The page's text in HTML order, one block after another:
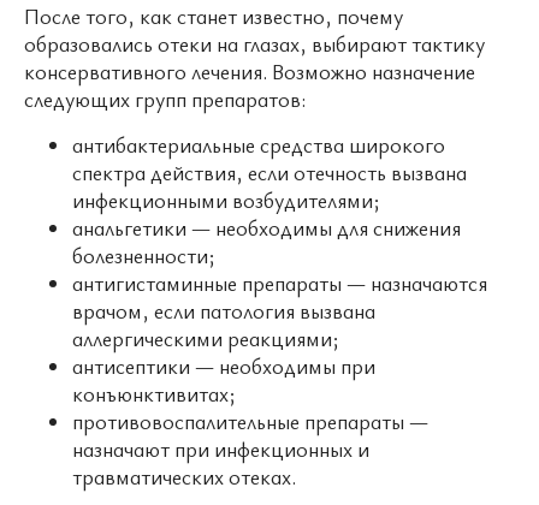
После того, как станет известно, почему
образовались отеки на глазах, выбирают тактику
консервативного лечения. Возможно назначение
следующих групп препаратов:
антибактериальные средства широкого
спектра действия, если отечность вызвана
инфекционными возбудителями;
анальгетики — необходимы для снижения
болезненности;
антигистаминные препараты — назначаются
врачом, если патология вызвана
аллергическими реакциями;
антисептики — необходимы при
конъюнктивитах;
противовоспалительные препараты —
назначают при инфекционных и
травматических отеках.